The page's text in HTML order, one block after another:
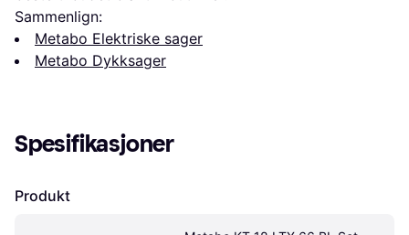
Sammenlign:
Metabo Elektriske sager
Metabo Dykksager
Spesifikasjoner
Produkt